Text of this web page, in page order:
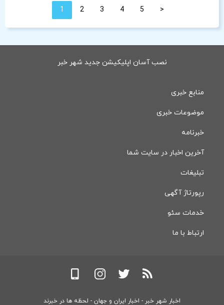
1 2 3 4 5 <
نصب آسان اپلیکیشن جدید شهر خبر
منابع خبری
موضوعات خبری
خبرنامه
آخرین اخبار در سایت شما
تبلیغات
رپورتاژ آگهی
خدمات سئو
ارتباط با ما
اخبار شهر خبر - اخبار ایران و جهان - لحظه ها در خبرند